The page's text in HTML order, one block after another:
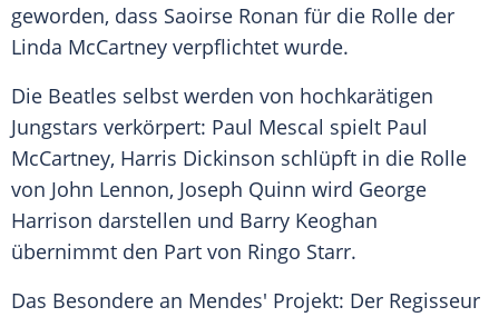
geworden, dass Saoirse Ronan für die Rolle der
Linda McCartney verpflichtet wurde.
Die Beatles selbst werden von hochkarätigen
Jungstars verkörpert: Paul Mescal spielt Paul
McCartney, Harris Dickinson schlüpft in die Rolle
von John Lennon, Joseph Quinn wird George
Harrison darstellen und Barry Keoghan
übernimmt den Part von Ringo Starr.
Das Besondere an Mendes' Projekt: Der Regisseur